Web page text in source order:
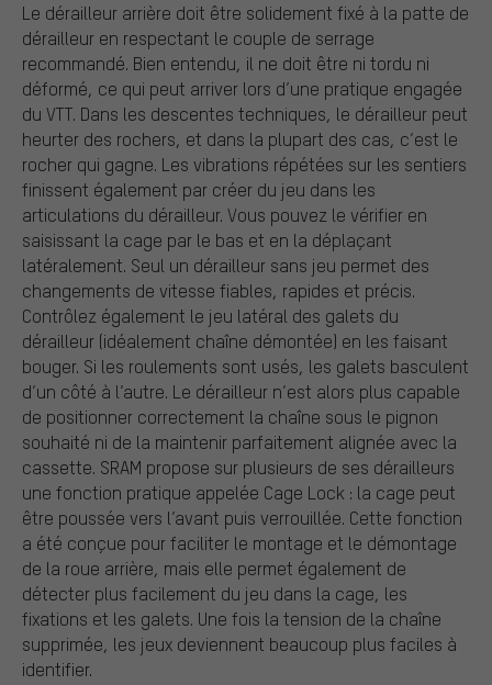
Le dérailleur arrière doit être solidement fixé à la patte de
dérailleur en respectant le couple de serrage
recommandé. Bien entendu, il ne doit être ni tordu ni
déformé, ce qui peut arriver lors d’une pratique engagée
du VTT. Dans les descentes techniques, le dérailleur peut
heurter des rochers, et dans la plupart des cas, c’est le
rocher qui gagne. Les vibrations répétées sur les sentiers
finissent également par créer du jeu dans les
articulations du dérailleur. Vous pouvez le vérifier en
saisissant la cage par le bas et en la déplaçant
latéralement. Seul un dérailleur sans jeu permet des
changements de vitesse fiables, rapides et précis.
Contrôlez également le jeu latéral des galets du
dérailleur (idéalement chaîne démontée) en les faisant
bouger. Si les roulements sont usés, les galets basculent
d’un côté à l’autre. Le dérailleur n’est alors plus capable
de positionner correctement la chaîne sous le pignon
souhaité ni de la maintenir parfaitement alignée avec la
cassette. SRAM propose sur plusieurs de ses dérailleurs
une fonction pratique appelée Cage Lock : la cage peut
être poussée vers l’avant puis verrouillée. Cette fonction
a été conçue pour faciliter le montage et le démontage
de la roue arrière, mais elle permet également de
détecter plus facilement du jeu dans la cage, les
fixations et les galets. Une fois la tension de la chaîne
supprimée, les jeux deviennent beaucoup plus faciles à
identifier.